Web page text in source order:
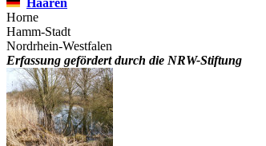
Horne
Hamm-Stadt
Nordrhein-Westfalen
Erfassung gefördert durch die NRW-Stiftung